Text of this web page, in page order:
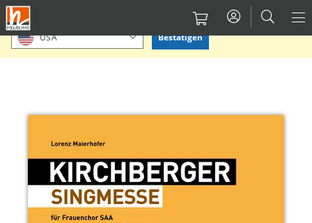
Direkt
zum
Inhalt
Bitte Standort bestätigen oder einen anderen auswählen.
USA Bestätigen